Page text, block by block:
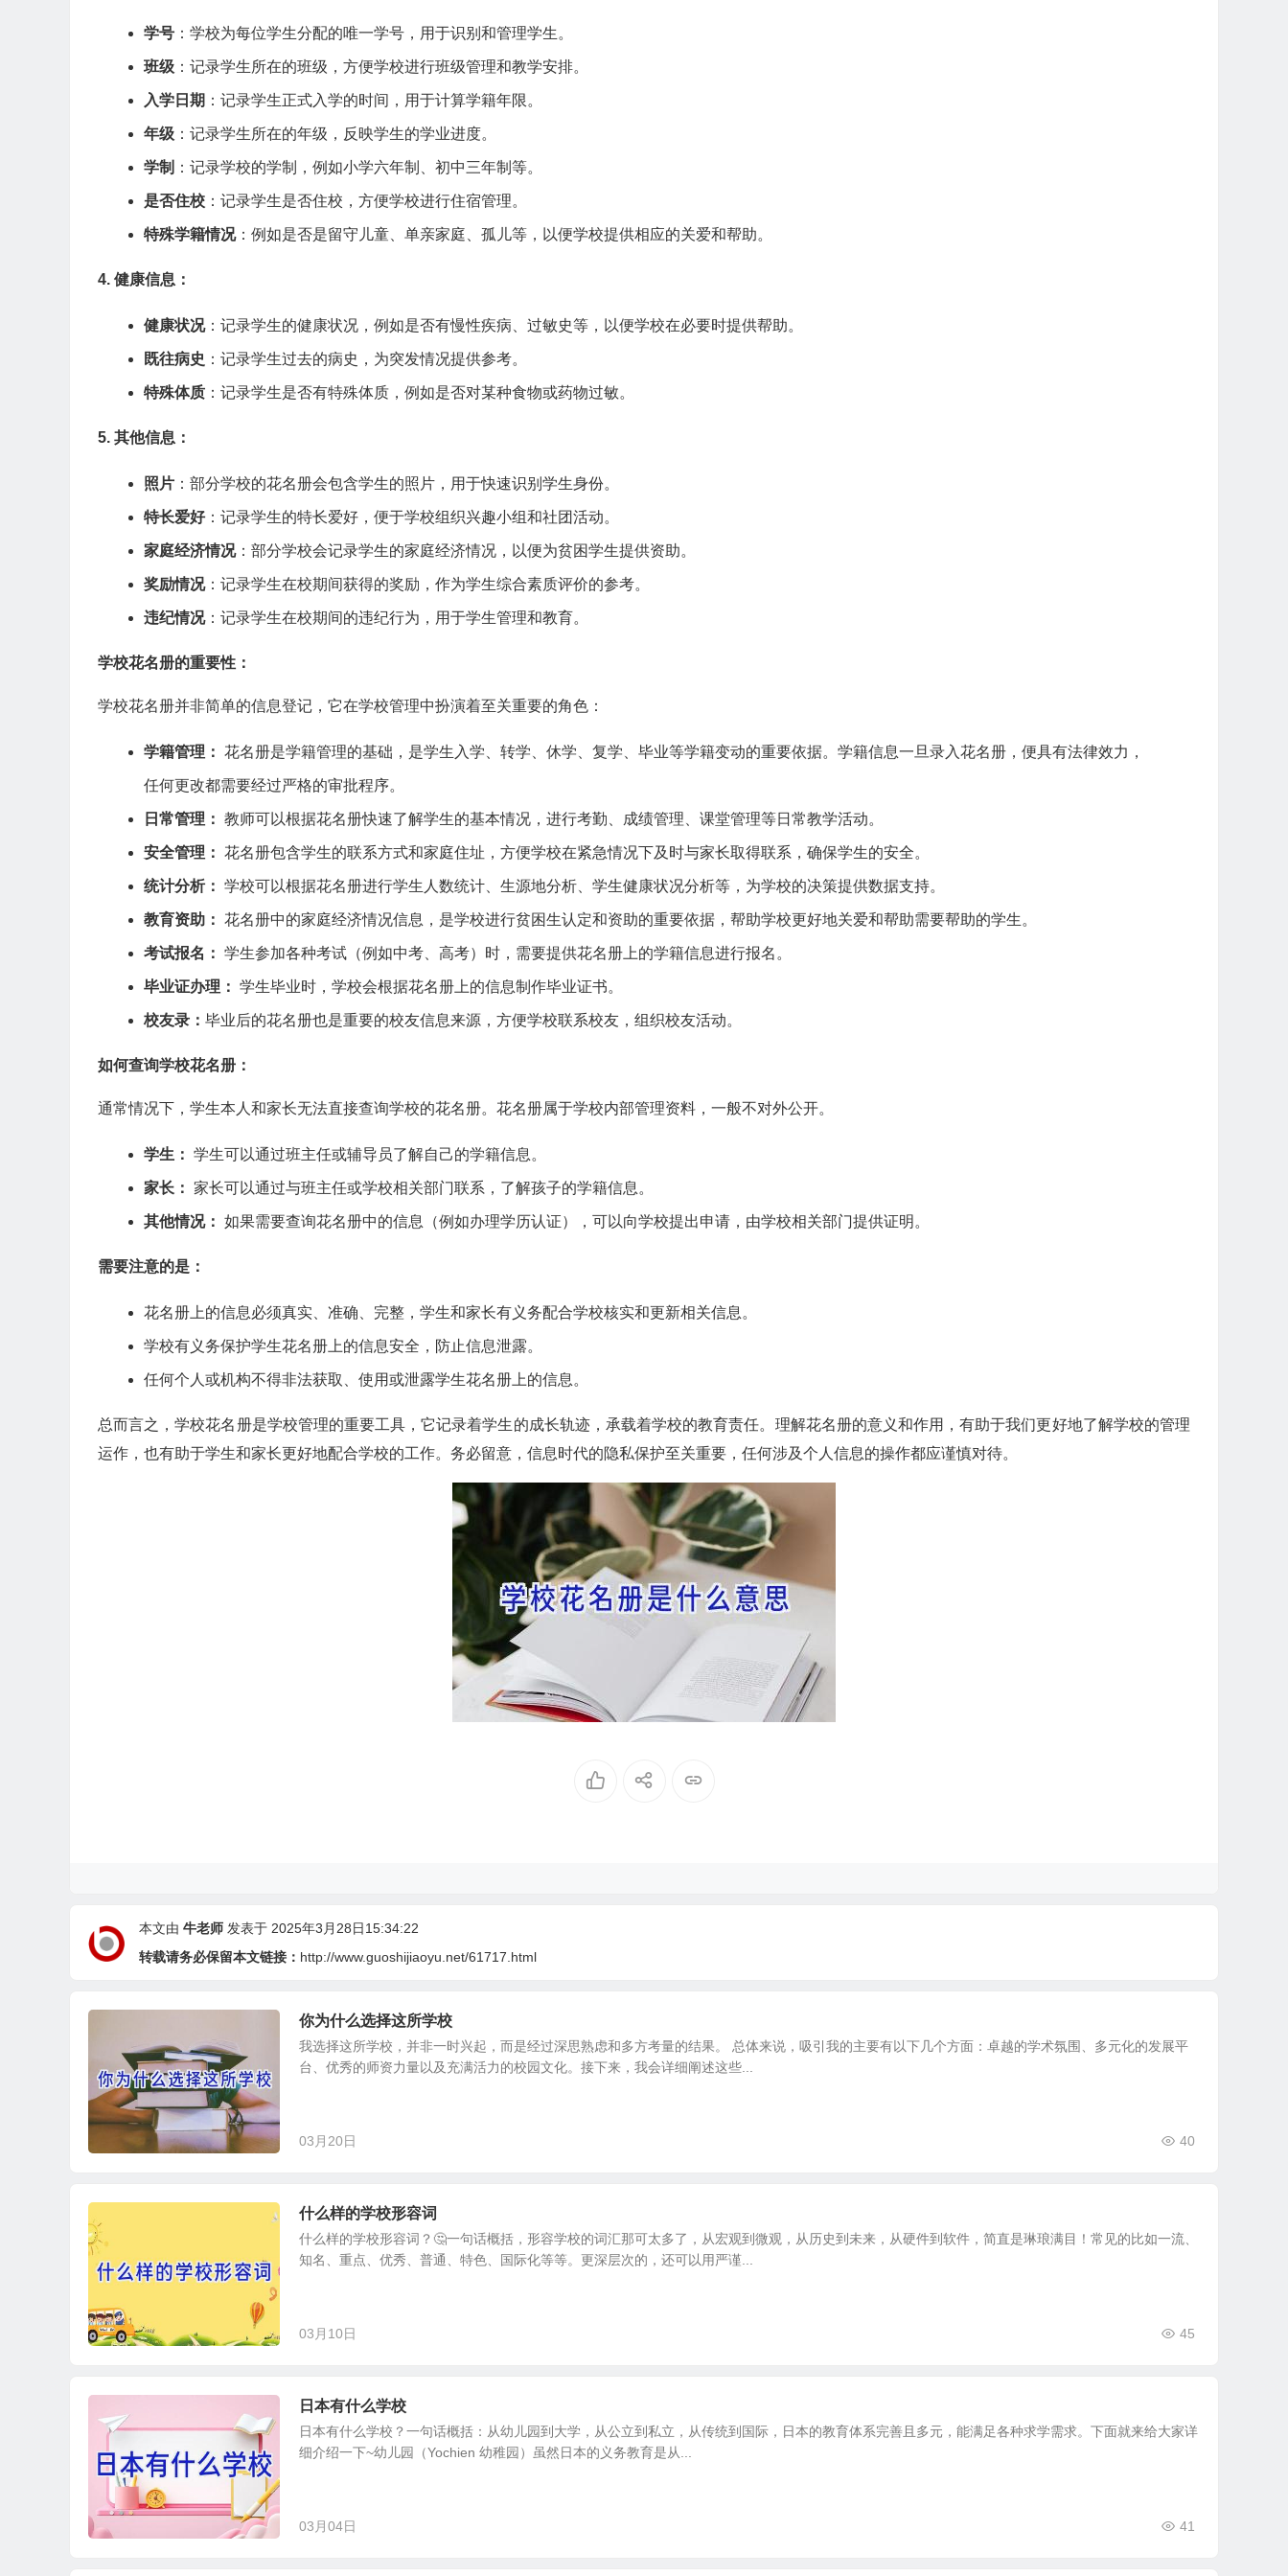
学号 ：学校为每位学生分配的唯一学号，用于识别和管理学生。
班级 ：记录学生所在的班级，方便学校进行班级管理和教学安排。
入学日期 ：记录学生正式入学的时间，用于计算学籍年限。
年级 ：记录学生所在的年级，反映学生的学业进度。
学制 ：记录学校的学制，例如小学六年制、初中三年制等。
是否住校 ：记录学生是否住校，方便学校进行住宿管理。
特殊学籍情况：例如是否是留守儿童、单亲家庭、孤儿等，以便学校提供相应的关爱和帮助。
4. 健康信息：
健康状况：记录学生的健康状况，例如是否有慢性疾病、过敏史等，以便学校在必要时提供帮助。
既往病史 ：记录学生过去的病史，为突发情况提供参考。
特殊体质 ：记录学生是否有特殊体质，例如是否对某种食物或药物过敏。
5. 其他信息：
照片 ：部分学校的花名册会包含学生的照片，用于快速识别学生身份。
特长爱好：记录学生的特长爱好，便于学校组织兴趣小组和社团活动。
家庭经济情况：部分学校会记录学生的家庭经济情况，以便为贫困学生提供资助。
奖励情况：记录学生在校期间获得的奖励，作为学生综合素质评价的参考。
违纪情况：记录学生在校期间的违纪行为，用于学生管理和教育。
学校花名册的重要性：
学校花名册并非简单的信息登记，它在学校管理中扮演着至关重要的角色：
学籍管理： 花名册是学籍管理的基础，是学生入学、转学、休学、复学、毕业等学籍变动的重要依据。学籍信息一旦录入花名册，便具有法律效力，
任何更改都需要经过严格的审批程序。
日常管理： 教师可以根据花名册快速了解学生的基本情况，进行考勤、成绩管理、课堂管理等日常教学活动。
安全管理： 花名册包含学生的联系方式和家庭住址，方便学校在紧急情况下及时与家长取得联系，确保学生的安全。
统计分析： 学校可以根据花名册进行学生人数统计、生源地分析、学生健康状况分析等，为学校的决策提供数据支持。
教育资助： 花名册中的家庭经济情况信息，是学校进行贫困生认定和资助的重要依据，帮助学校更好地关爱和帮助需要帮助的学生。
考试报名： 学生参加各种考试（例如中考、高考）时，需要提供花名册上的学籍信息进行报名。
毕业证办理： 学生毕业时，学校会根据花名册上的信息制作毕业证书。
校友录： 毕业后的花名册也是重要的校友信息来源，方便学校联系校友，组织校友活动。
如何查询学校花名册：
通常情况下，学生本人和家长无法直接查询学校的花名册。花名册属于学校内部管理资料，一般不对外公开。
学生： 学生可以通过班主任或辅导员了解自己的学籍信息。
家长： 家长可以通过与班主任或学校相关部门联系，了解孩子的学籍信息。
其他情况： 如果需要查询花名册中的信息（例如办理学历认证），可以向学校提出申请，由学校相关部门提供证明。
需要注意的是：
花名册上的信息必须真实、准确、完整，学生和家长有义务配合学校核实和更新相关信息。
学校有义务保护学生花名册上的信息安全，防止信息泄露。
任何个人或机构不得非法获取、使用或泄露学生花名册上的信息。
总而言之，学校花名册是学校管理的重要工具，它记录着学生的成长轨迹，承载着学校的教育责任。理解花名册的意义和作用，有助于我们更好地了解学校的管理
运作，也有助于学生和家长更好地配合学校的工作。务必留意，信息时代的隐私保护至关重要，任何涉及个人信息的操作都应谨慎对待。
本文由 牛老师 发表于 2025年3月28日15:34:22
转载请务必保留本文链接： http://www.guoshijiaoyu.net/61717.html
你为什么选择这所学校
我选择这所学校，并非一时兴起，而是经过深思熟虑和多方考量的结果。 总体来说，吸引我的主要有以下几个方面：卓越的学术氛围、多元化的发展平
台、优秀的师资力量以及充满活力的校园文化。接下来，我会详细阐述这些...
03月20日 40
什么样的学校形容词
什么样的学校形容词？🤔一句话概括，形容学校的词汇那可太多了，从宏观到微观，从历史到未来，从硬件到软件，简直是琳琅满目！常见的比如一流、
知名、重点、优秀、普通、特色、国际化等等。更深层次的，还可以用严谨...
03月10日 45
日本有什么学校
日本有什么学校？一句话概括：从幼儿园到大学，从公立到私立，从传统到国际，日本的教育体系完善且多元，能满足各种求学需求。下面就来给大家详
细介绍一下~幼儿园（Yochien 幼稚园）虽然日本的义务教育是从...
03月04日 41